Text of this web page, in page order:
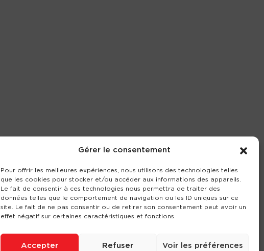
Gérer le consentement
Pour offrir les meilleures expériences, nous utilisons des technologies telles
que les cookies pour stocker et/ou accéder aux informations des appareils.
Le fait de consentir à ces technologies nous permettra de traiter des
données telles que le comportement de navigation ou les ID uniques sur ce
site. Le fait de ne pas consentir ou de retirer son consentement peut avoir un
effet négatif sur certaines caractéristiques et fonctions.
Accepter Refuser Voir les préférences